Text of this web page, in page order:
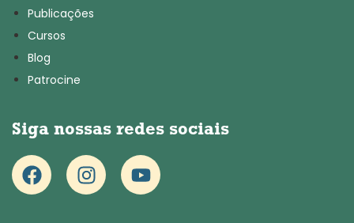
Publicações
Cursos
Blog
Patrocine
Siga nossas redes sociais